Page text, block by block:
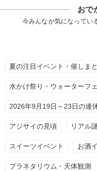
おで
今みんなが気になってい
夏の注目イベント・催しま
水かけ祭り・ウォーターフ
2026年9月19日～23日の連
アジサイの見頃 リアル
スイーツイベント お酒
プラネタリウム・天体観測